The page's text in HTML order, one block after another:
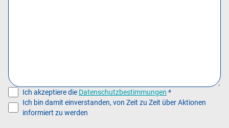
Ich akzeptiere die Datenschutzbestimmungen *
Ich bin damit einverstanden, von Zeit zu Zeit über Aktionen
informiert zu werden